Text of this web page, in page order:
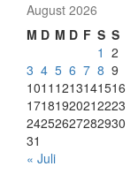
August 2026
M D M D F S S
1 2
3 4 5 6 7 8 9
1011 1213141516
17181920212223
24252627282930
31
« Juli